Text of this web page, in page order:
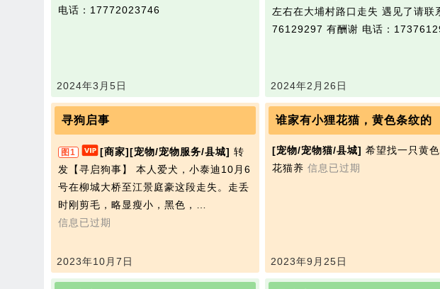
电话：17772023746
2024年3月5日
左右在大埔村路口走失 遇见了请联
76129297 有酬谢 电话：
2024年2月26日
寻狗启事
图1 [商家][宠物/宠物服务/县城] 转
发【寻启狗‬事】 ​ 本人‬爱犬，小泰迪10月6
号在柳城大桥‬至江景庭豪‬这段‬走失。走丢‬
时刚剪毛，略显‬瘦小，黑色，…
信息已过期
2023年10月7日
谁家有小狸花猫，黄色条纹的
[宠物/宠物猫/县城] 希望找一只黄
花猫养 信息已过期
2023年9月25日